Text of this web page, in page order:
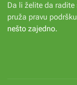
Da li želite da
pruža pravu
nešto zajedno.